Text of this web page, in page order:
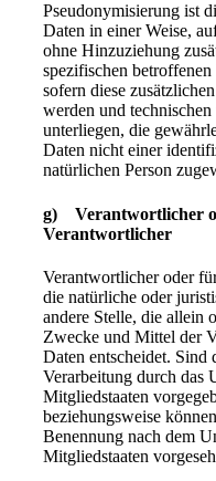
Pseudonymisierung ist
Daten in einer Weise,
ohne Hinzuziehung
spezifischen
sofern diese
werden und
unterliegen, die
Daten nicht einer
natürlichen Person
g) Verantwortlicher
Verantwortlicher
Verantwortlicher oder
die natürliche oder
andere Stelle, die allein
Zwecke und Mittel der
Daten entscheidet.
Verarbeitung durch das
Mitgliedstaaten
beziehungsweise
Benennung nach dem
Mitgliedstaaten